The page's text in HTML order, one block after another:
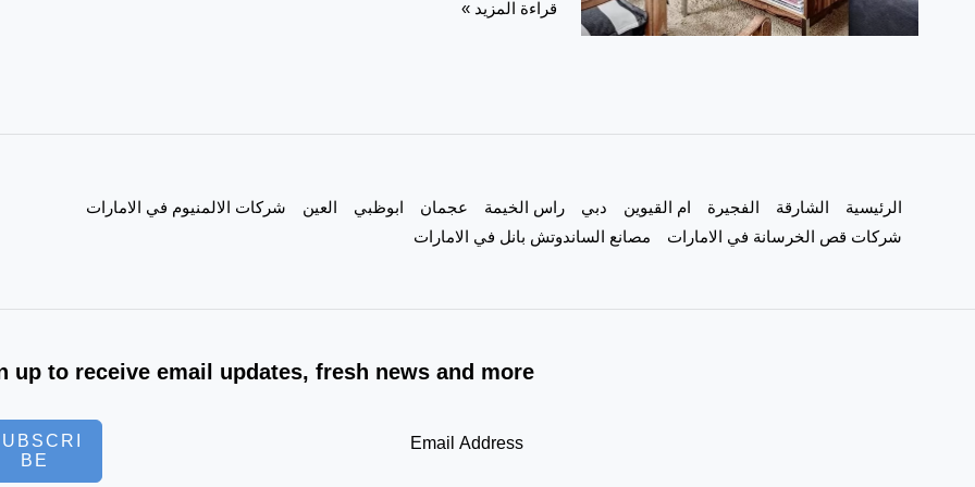
قراءة المزيد »
الرئيسية الشارقة الفجيرة ام القيوين دبي راس الخيمة عجمان ابوظبي العين
شركات الالمنيوم في الامارات
شركات قص الخرسانة في الامارات
مصانع الساندوتش بانل في الامارات
up to receive email updates, fresh news and more!
BE